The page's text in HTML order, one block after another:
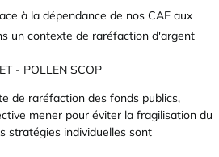
à la dépendance de nos CAE aux
un contexte de raréfaction d'argent
- POLLEN SCOP
de raréfaction des fonds publics,
mener pour éviter la fragilisation du
stratégies individuelles sont